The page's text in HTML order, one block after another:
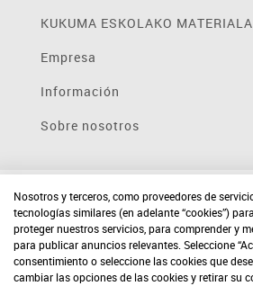
KUKUMA ESKOLAKO MATERIALA
Empresa
Información
Sobre nosotros
Nosotros y terceros, como proveedores de
tecnologías similares (en adelante “cookies”)
proteger nuestros servicios, para comprender y
para publicar anuncios relevantes. Seleccione
consentimiento o seleccione las cookies que
cambiar las opciones de las cookies y retirar su